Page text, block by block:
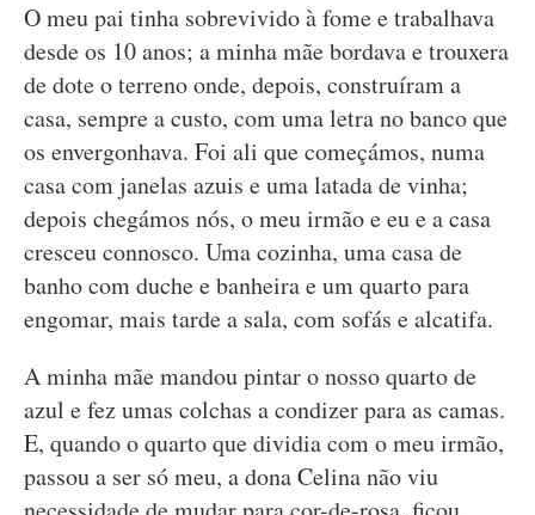
O meu pai tinha sobrevivido à fome e trabalhava
desde os 10 anos; a minha mãe bordava e trouxera
de dote o terreno onde, depois, construíram a
casa, sempre a custo, com uma letra no banco que
os envergonhava. Foi ali que começámos, numa
casa com janelas azuis e uma latada de vinha;
depois chegámos nós, o meu irmão e eu e a casa
cresceu connosco. Uma cozinha, uma casa de
banho com duche e banheira e um quarto para
engomar, mais tarde a sala, com sofás e alcatifa.
A minha mãe mandou pintar o nosso quarto de
azul e fez umas colchas a condizer para as camas.
E, quando o quarto que dividia com o meu irmão,
passou a ser só meu, a dona Celina não viu